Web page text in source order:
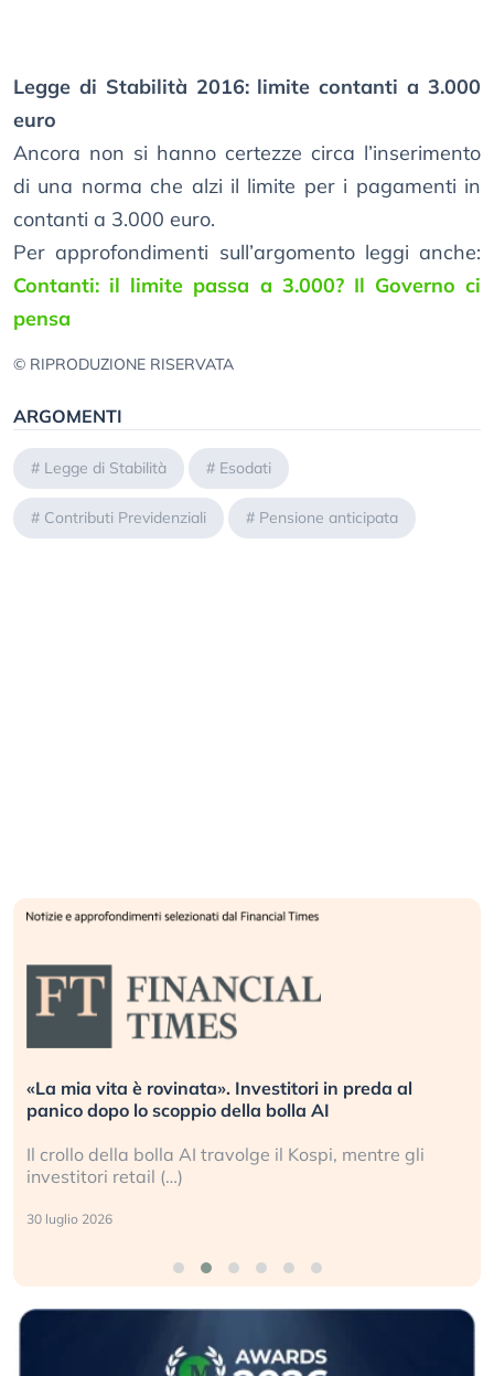
Legge di Stabilità 2016: limite contanti a 3.000
euro
Ancora non si hanno certezze circa l’inserimento
di una norma che alzi il limite per i pagamenti in
contanti a 3.000 euro.
Per approfondimenti sull’argomento leggi anche:
Contanti: il limite passa a 3.000? Il Governo ci
pensa
© RIPRODUZIONE RISERVATA
ARGOMENTI
# Legge di Stabilità # Esodati
# Contributi Previdenziali # Pensione anticipata
«La mia vita è rovinata». Investitori in preda al
panico dopo lo scoppio della bolla AI
Il crollo della bolla AI travolge il Kospi, mentre gli
investitori retail (…)
30 luglio 2026